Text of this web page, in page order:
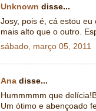
Unknown disse...
Josy, pois é, cá estou
mais alto que o outro.
sábado, março 05, 2011
Ana disse...
Hummmmm que
Um ótimo e abençoado